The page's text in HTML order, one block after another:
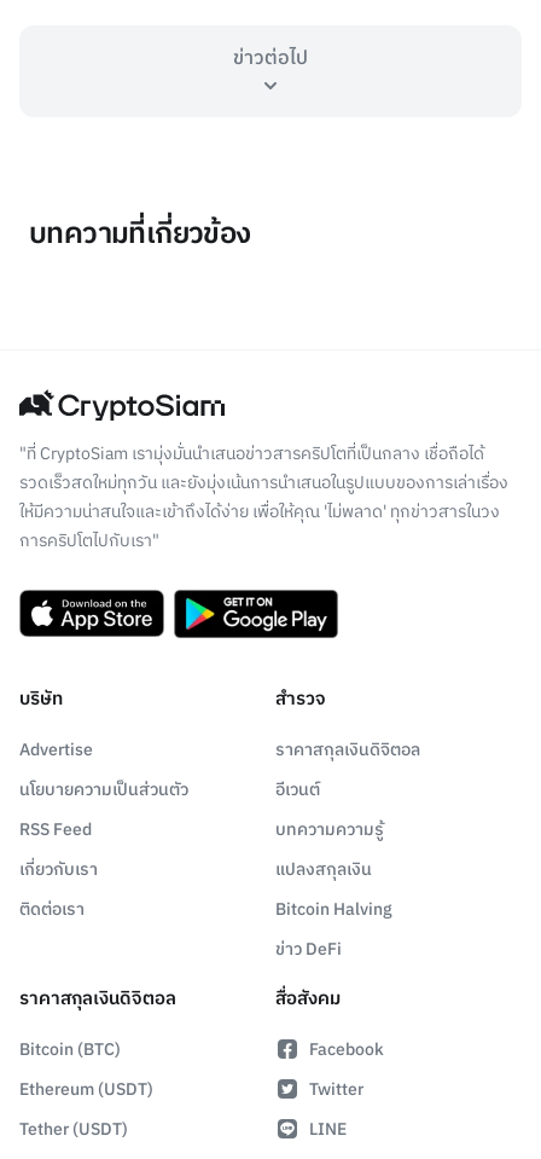
ข่าวต่อไป
บทความที่เกี่ยวข้อง
"ที่ CryptoSiam เรามุ่งมั่นนำเสนอข่าวสารคริปโตที่เป็นกลาง เชื่อถือได้
รวดเร็วสดใหม่ทุกวัน และยังมุ่งเน้นการนำเสนอในรูปแบบของการเล่าเรื่อง
ให้มีความน่าสนใจและเข้าถึงได้ง่าย เพื่อให้คุณ 'ไม่พลาด' ทุกข่าวสารในวง
การคริปโตไปกับเรา"
บริษัท
Advertise
นโยบายความเป็นส่วนตัว
RSS Feed
เกี่ยวกับเรา
ติดต่อเรา
สำรวจ
ราคาสกุลเงินดิจิตอล
อีเวนต์
บทความความรู้
แปลงสกุลเงิน
Bitcoin Halving
ข่าว DeFi
ราคาสกุลเงินดิจิตอล
Bitcoin (BTC)
Ethereum (USDT)
Tether (USDT)
สื่อสังคม
Facebook
Twitter
LINE